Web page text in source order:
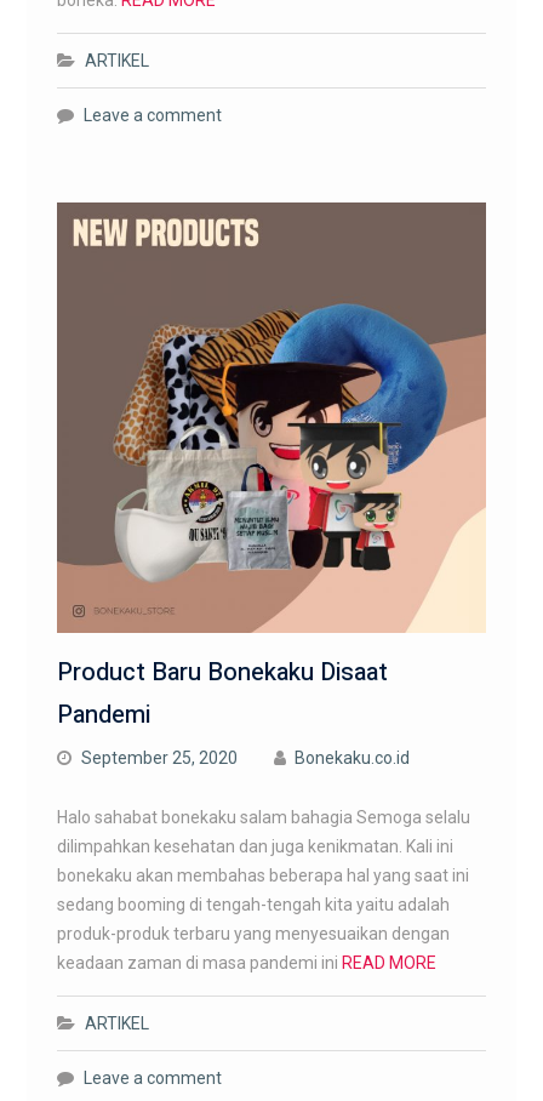
ARTIKEL
Leave a comment
Product Baru Bonekaku Disaat
Pandemi
September 25, 2020 Bonekaku.co.id
Halo sahabat bonekaku salam bahagia Semoga selalu
dilimpahkan kesehatan dan juga kenikmatan. Kali ini
bonekaku akan membahas beberapa hal yang saat ini
sedang booming di tengah-tengah kita yaitu adalah
produk-produk terbaru yang menyesuaikan dengan
keadaan zaman di masa pandemi ini READ MORE
ARTIKEL
Leave a comment